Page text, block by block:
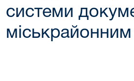
системи